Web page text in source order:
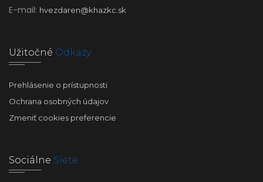
E-mail: hvezdaren@khazkc.sk
Užitočné Odkazy
Prehlásenie o prístupnosti
Ochrana osobných údajov
Zmeniť cookies preferencie
Sociálne Siete